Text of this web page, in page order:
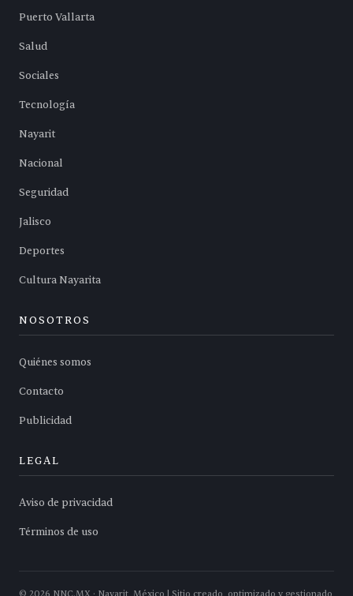
Puerto Vallarta
Salud
Sociales
Tecnología
Nayarit
Nacional
Seguridad
Jalisco
Deportes
Cultura Nayarita
NOSOTROS
Quiénes somos
Contacto
Publicidad
LEGAL
Aviso de privacidad
Términos de uso